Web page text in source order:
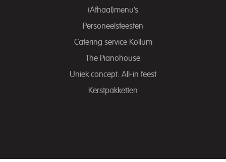
(Afhaal)menu’s
Personeelsfeesten
Catering service Kollum
The Pianohouse
Uniek concept: All-in feest
Kerstpakketten